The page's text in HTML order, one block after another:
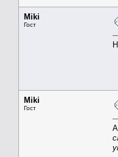
Miki
Гост
Miki
Гост